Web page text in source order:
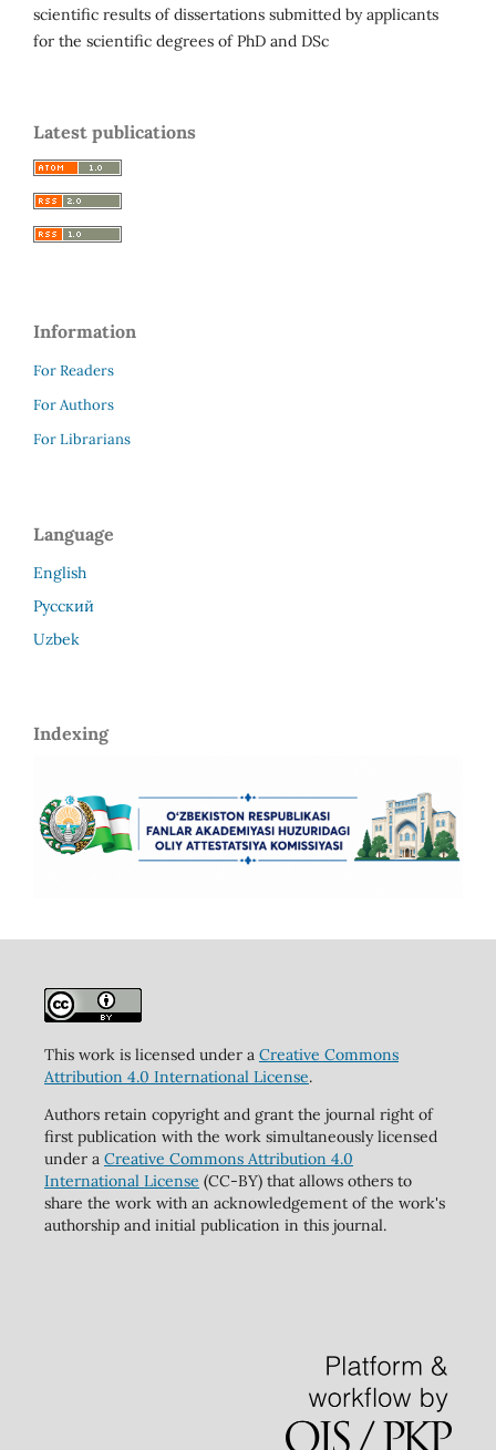
scientific results of dissertations submitted by applicants
for the scientific degrees of PhD and DSc
Latest publications
Information
For Readers
For Authors
For Librarians
Language
English
Русский
Uzbek
Indexing
This work is licensed under a Creative Commons
Attribution 4.0 International License.
Authors retain copyright and grant the journal right of
first publication with the work simultaneously licensed
under a Creative Commons Attribution 4.0
International License (CC-BY) that allows others to
share the work with an acknowledgement of the work's
authorship and initial publication in this journal.